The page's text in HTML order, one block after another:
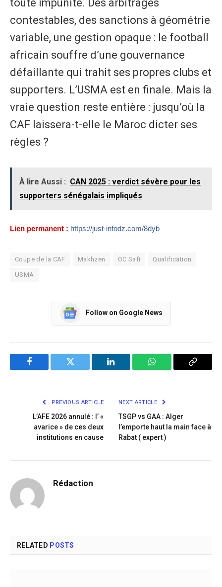
toute impunité. Des arbitrages
contestables, des sanctions à géométrie
variable, une gestion opaque : le football
africain souffre d’une gouvernance
défaillante qui trahit ses propres clubs et
supporters. L’USMA est en finale. Mais la
vraie question reste entière : jusqu’où la
CAF laissera-t-elle le Maroc dicter ses
règles ?
À lire Aussi : CAN 2025 : verdict sévère pour les
supporters sénégalais impliqués
Lien permanent : https://just-infodz.com/8dyb
Coupe de la CAF Makhzen OC Safi Qualification
USMA
Follow on Google News
Facebook Twitter LinkedIn WhatsApp Copy
PREVIOUS ARTICLE
L’AFE 2026 annulé : l’ «
avarice » de ces deux
institutions en cause
NEXT ARTICLE
TSGP vs GAA : Alger
l’emporte haut la main face à
Rabat ( expert )
Rédaction
RELATED POSTS